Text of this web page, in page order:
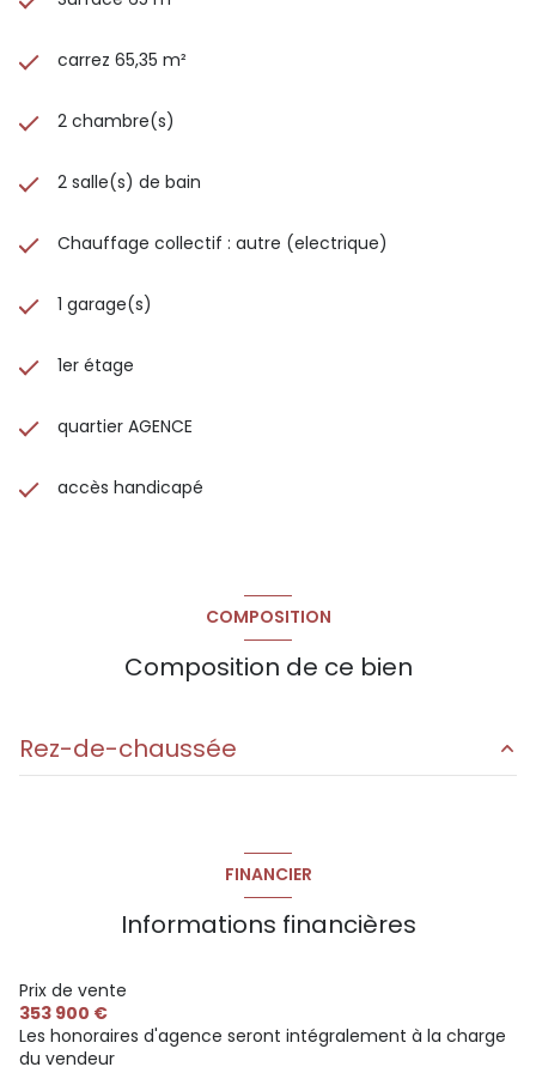
carrez 65,35 m²
2 chambre(s)
2 salle(s) de bain
Chauffage collectif : autre (electrique)
1 garage(s)
1er étage
quartier AGENCE
accès handicapé
COMPOSITION
Composition de ce bien
Rez-de-chaussée
toilette
salle de bain
garage
FINANCIER
Informations financières
Prix de vente
353 900 €
Les honoraires d'agence seront intégralement à la charge
du vendeur